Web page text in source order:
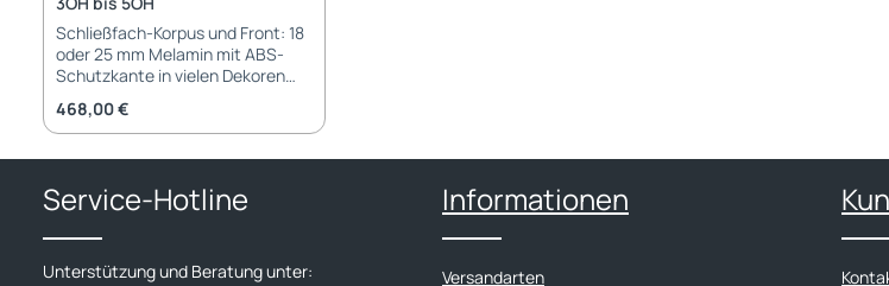
Schließfach-Korpus und Front: 18
oder 25 mm Melamin mit ABS-
Schutzkante in vielen Dekoren
Unterschiedliches Dekore für
Front und Korpus optional mit
Post-Schlitz und Fachboden pro
Tür Soft-Close-Scharniere Fach-
Einpunktverriegelung mit
Griffen
Zahlenkombinationsschloss
Regulärer Preis:
468,00 €
Service-Hotline
Unterstützung und Beratung unter:
Informationen
Versandarten